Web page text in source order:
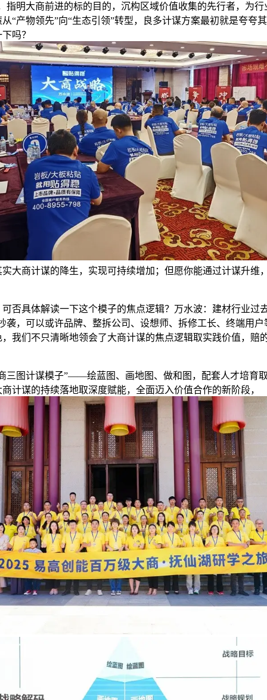
指明大商前进的标的目的，沉构区域价值收集的先行者，为行
“产物领先”向“生态引领”转型，良多计谋方案最初就是夸夸
吗？
大商计谋的降生，实现可持续增加；但愿你能通过计谋升维
具体解读一下这个模子的焦点逻辑？万水波：建材行业过
袭，可以或许品牌、整拆公司、设想师、拆修工长、终端用户
我们不只清晰地领会了大商计谋的焦点逻辑取实践价值，赔
计谋模子”——绘蓝图、画地图、做和图，配套人才培育
计谋的持续落地取深度赋能，全面迈入价值合作的新阶段，